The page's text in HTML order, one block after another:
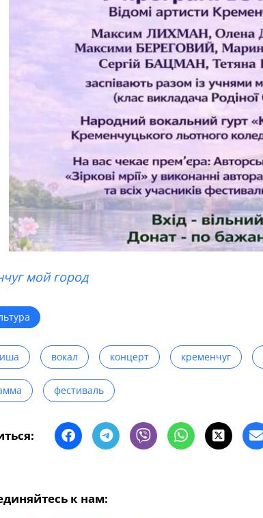
мой город
вокал концерт кременчуг
фестиваль
к нам: